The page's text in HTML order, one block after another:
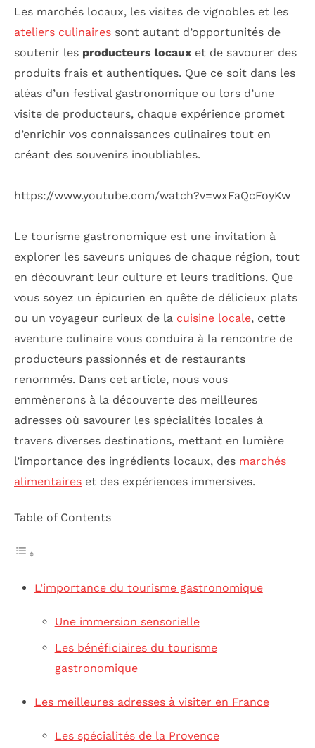
Les marchés locaux, les visites de vignobles et les
ateliers culinaires sont autant d’opportunités de
soutenir les producteurs locaux et de savourer des
produits frais et authentiques. Que ce soit dans les
aléas d’un festival gastronomique ou lors d’une
visite de producteurs, chaque expérience promet
d’enrichir vos connaissances culinaires tout en
créant des souvenirs inoubliables.
https://www.youtube.com/watch?v=wxFaQcFoyKw
Le tourisme gastronomique est une invitation à
explorer les saveurs uniques de chaque région, tout
en découvrant leur culture et leurs traditions. Que
vous soyez un épicurien en quête de délicieux plats
ou un voyageur curieux de la cuisine locale, cette
aventure culinaire vous conduira à la rencontre de
producteurs passionnés et de restaurants
renommés. Dans cet article, nous vous
emmènerons à la découverte des meilleures
adresses où savourer les spécialités locales à
travers diverses destinations, mettant en lumière
l’importance des ingrédients locaux, des marchés
alimentaires et des expériences immersives.
Table of Contents
L’importance du tourisme gastronomique
Une immersion sensorielle
Les bénéficiaires du tourisme
gastronomique
Les meilleures adresses à visiter en France
Les spécialités de la Provence